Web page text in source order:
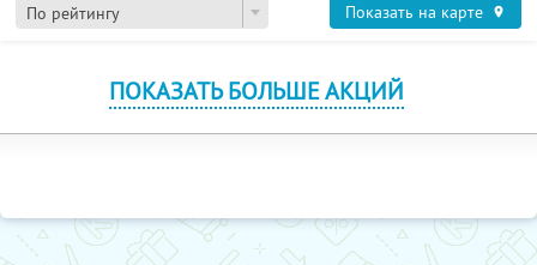
По рейтингу Показать на карте
ПОКАЗАТЬ БОЛЬШЕ АКЦИЙ